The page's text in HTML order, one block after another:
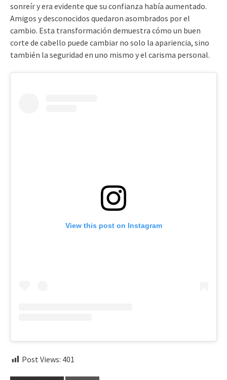
sonreír y era evidente que su confianza había aumentado.
Amigos y desconocidos quedaron asombrados por el
cambio. Esta transformación demuestra cómo un buen
corte de cabello puede cambiar no solo la apariencia, sino
también la seguridad en uno mismo y el carisma personal.
View this post on Instagram
Post Views: 401